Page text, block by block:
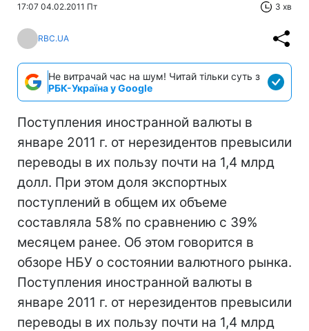
17:07 04.02.2011 Пт 3 хв
RBC.UA
Не витрачай час на шум! Читай тільки суть з
РБК-Україна у Google
Поступления иностранной валюты в
январе 2011 г. от нерезидентов превысили
переводы в их пользу почти на 1,4 млрд
долл. При этом доля экспортных
поступлений в общем их объеме
составляла 58% по сравнению с 39%
месяцем ранее. Об этом говорится в
обзоре НБУ о состоянии валютного рынка.
Поступления иностранной валюты в
январе 2011 г. от нерезидентов превысили
переводы в их пользу почти на 1,4 млрд